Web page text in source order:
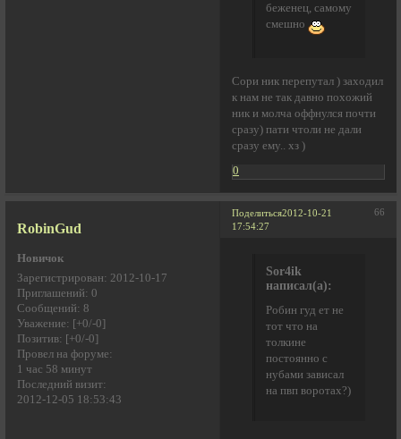
беженец, самому
смешно
Сори ник перепутал ) заходил
к нам не так давно похожий
ник и молча оффнулся почти
сразу) пати чтоли не дали
сразу ему.. хз )
0
Поделиться 66
2012-10-21
17:54:27
RobinGud
Новичок
Зарегистрирован: 2012-10-17
Приглашений: 0
Сообщений: 8
Уважение: [+0/-0]
Позитив: [+0/-0]
Провел на форуме:
1 час 58 минут
Последний визит:
2012-12-05 18:53:43
Sor4ik
написал(а):
Робин гуд ет не
тот что на
толкине
постоянно с
нубами зависал
на пвп воротах?)